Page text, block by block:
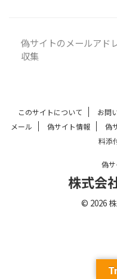
偽サイトのメールアド
収集
このサイトについて お問
メール
偽サイト情報 偽
料添
偽
株式会
© 2026